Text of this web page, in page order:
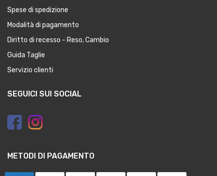
Spese di spedizione
Modalità di pagamento
Diritto di recesso - Reso, Cambio
Guida Taglie
Servizio clienti
SEGUICI SUI SOCIAL
METODI DI PAGAMENTO